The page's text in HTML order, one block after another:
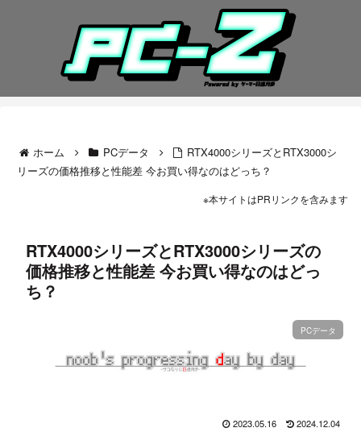
ホーム PCデータ
RTX4000シリーズとRTX3000シ
リーズの価格推移と性能差 今お買い得なのはどっち？
※本サイトはPRリンクを含みます
RTX4000シリーズとRTX3000シリーズの
価格推移と性能差 今お買い得なのはどっ
ち？
PCデータ
2023.05.16 2024.12.04